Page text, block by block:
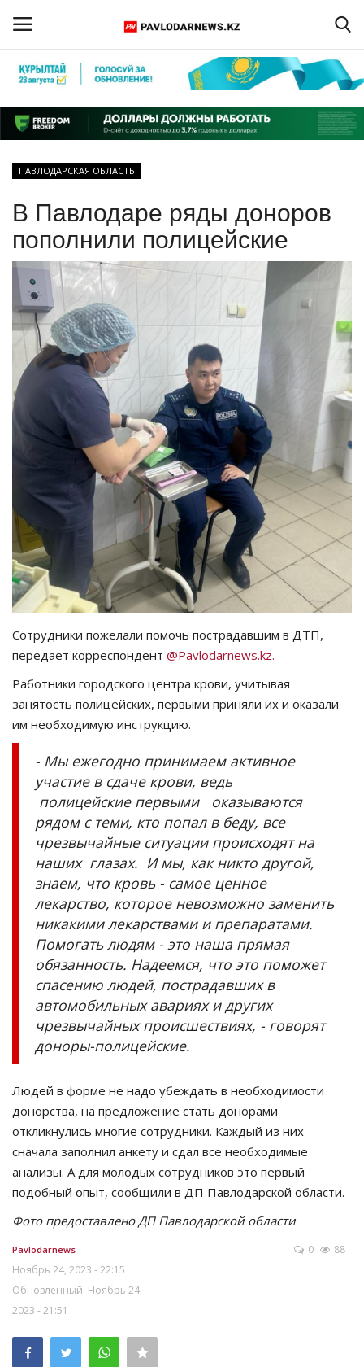
Регистрация
Главная
ПАВЛОДАРСКАЯ ОБЛАСТЬ
КАЗАХСТАН
МИР
СПЕЦПРОЕКТЫ
СПОРТ
Чек-лист
РАЗВЛЕЧЕНИЯ
OFFICIAL
Курултай
Язык
Қазақша Русский
ПАВЛОДАРСКАЯ ОБЛАСТЬ
В Павлодаре ряды доноров
пополнили полицейские
Сотрудники пожелали помочь пострадавшим в ДТП,
передает корреспондент @Pavlodarnews.kz.
Работники городского центра крови, учитывая
занятость полицейских, первыми приняли их и оказали
им необходимую инструкцию.
- Мы ежегодно принимаем активное
участие в сдаче крови, ведь
полицейские первыми оказываются
рядом с теми, кто попал в беду, все
чрезвычайные ситуации происходят на
наших глазах. И мы, как никто другой,
знаем, что кровь - самое ценное
лекарство, которое невозможно заменить
никакими лекарствами и препаратами.
Помогать людям - это наша прямая
обязанность. Надеемся, что это поможет
спасению людей, пострадавших в
автомобильных авариях и других
чрезвычайных происшествиях, - говорят
доноры-полицейские.
Людей в форме не надо убеждать в необходимости
донорства, на предложение стать донорами
откликнулись многие сотрудники. Каждый из них
сначала заполнил анкету и сдал все необходимые
анализы. А для молодых сотрудников это первый
подобный опыт, сообщили в ДП Павлодарской области.
Фото предоставлено ДП Павлодарской области
Pavlodarnews
Ноябрь 24, 2023 - 22:15
Обновленный: Ноябрь 24,
2023 - 21:51
0 88